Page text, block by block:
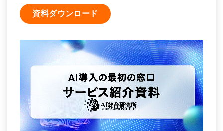
資料ダウンロード